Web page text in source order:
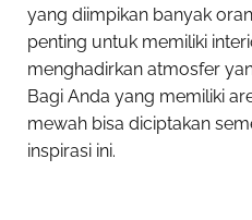
yang diimpikan banyak
penting untuk memiliki
menghadirkan atmosfer
Bagi Anda yang memiliki
mewah bisa diciptakan
inspirasi ini.